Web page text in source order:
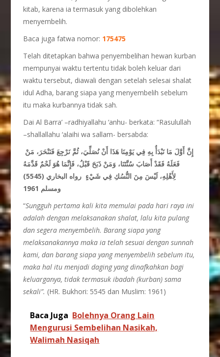
kitab, karena ia termasuk yang dibolehkan
menyembelih.
Baca juga fatwa nomor: 175475
Telah ditetapkan bahwa penyembelihan hewan kurban
mempunyai waktu tertentu tidak boleh keluar dari
waktu tersebut, diawali dengan setelah selesai shalat
idul Adha, barang siapa yang menyembelih sebelum
itu maka kurbannya tidak sah.
Dai Al Barra’ –radhiyallahu ‘anhu- berkata: “Rasulullah
–shallallahu ‘alaihi wa sallam- bersabda:
فَعَلَهُ فَقَدْ أَصَابَ سُنَّتَنَا، وَمَنْ ذَبَحَ قَبْلُ، فَإِنَّمَا هُوَ لَحْمٌ قَدَّمَهُ
لِأَهْلِهِ، لَيْسَ مِنَ النُّسُكِ فِي شَيْءٍ رواه البخاري
(5545)
ومسلم 1961
“Sungguh pertama kali kita memulai pada hari raya ini
adalah dengan melaksanakan shalat, lalu kita pulang
dan segera menyembelih. Barang siapa yang
melaksanakannya maka ia telah sesuai dengan sunnah
kami, dan barang siapa yang menyembelih sebelum itu,
maka hal itu menjadi daging yang dinafkahkan bagi
keluarganya, tidak termasuk ibadah (kurban) sama
sekali”. (HR. Bukhori: 5545 dan Muslim: 1961)
Baca Juga Bolehnya Orang Lain
Mengurusi Sembelihan Nasikah,
Walimah Nasiqah